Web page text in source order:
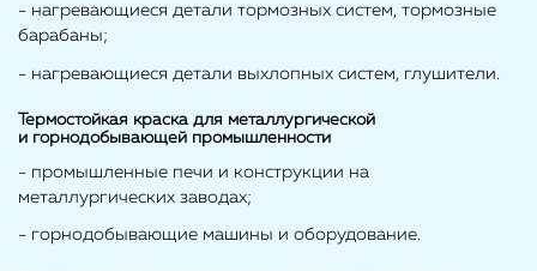
- нагревающиеся детали тормозных систем, тормозные
барабаны;
- нагревающиеся детали выхлопных систем, глушители.
Термостойкая краска для металлургической
и горнодобывающей промышленности
- промышленные печи и конструкции на
металлургических заводах;
- горнодобывающие машины и оборудование.